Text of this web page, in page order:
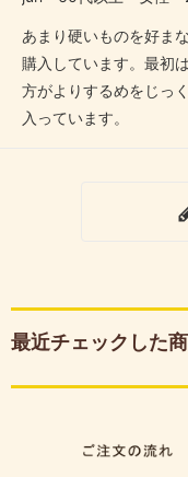
あまり硬いものを好ま
購入しています。最初
方がよりするめをじっ
入っています。
最近チェックした